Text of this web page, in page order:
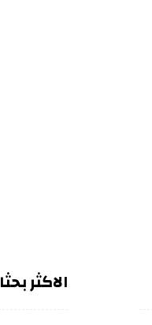
الاكثر بحثا